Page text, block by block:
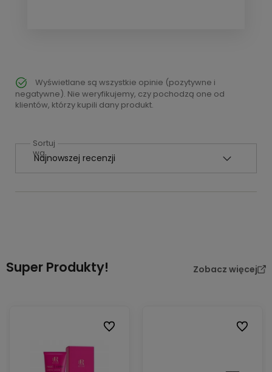
Wyświetlane są wszystkie opinie (pozytywne i
negatywne). Nie weryfikujemy, czy pochodzą one od
klientów, którzy kupili dany produkt.
Sortuj
wg
Super Produkty! Zobacz więcej
Do ulubionych Do